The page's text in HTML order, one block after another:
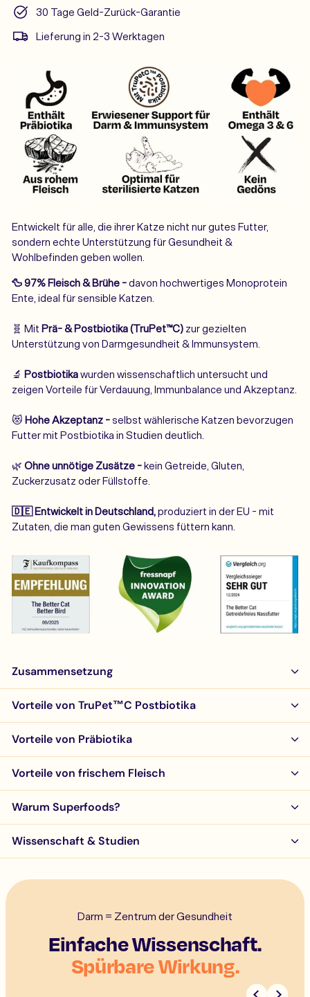
30 Tage Geld-Zurück-Garantie
Lieferung in 2-3 Werktagen
Entwickelt für alle, die ihrer Katze nicht nur gutes Futter,
sondern echte Unterstützung für Gesundheit &
Wohlbefinden geben wollen.
🦆 97% Fleisch & Brühe -davon hochwertiges Monoprotein
Ente, ideal für sensible Katzen.
🧬 Mit Prä- & Postbiotika (TruPet™C) zur gezielten
Unterstützung von Darmgesundheit & Immunsystem.
🔬 Postbiotikawurden wissenschaftlich untersucht und
zeigen Vorteile für Verdauung, Immunbalance und Akzeptanz.
😻 Hohe Akzeptanz -selbst wählerische Katzen bevorzugen
Futter mit Postbiotika in Studien deutlich.
🌿 Ohne unnötige Zusätze -kein Getreide, Gluten,
Zuckerzusatz oder Füllstoffe.
🇩🇪 Entwickelt in Deutschland,produziert in der EU - mit
Zutaten, die man guten Gewissens füttern kann.
Zusammensetzung
Vorteile von TruPet™C Postbiotika
Vorteile von Präbiotika
Vorteile von frischem Fleisch
Warum Superfoods?
Wissenschaft & Studien
Darm = Zentrum der Gesundheit
Einfache Wissenschaft.
Spürbare Wirkung.